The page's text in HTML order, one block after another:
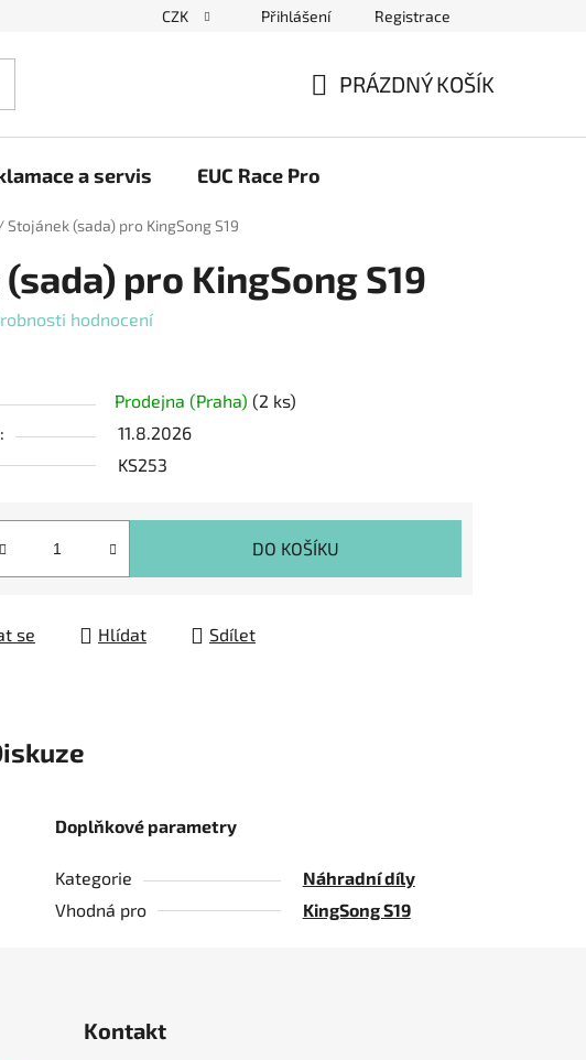
Blog elektrovozítka Obchodní podmínky
CZK Přihlášení Registrace
PRÁZDNÝ KOŠÍK
a servis EUC Race Pro
Stojánek (sada) pro KingSong S19
pro KingSong S19
hodnocení
Prodejna (Praha) (2 ks)
11.8.2026
KS253
DO KOŠÍKU
se Hlídat Sdílet
Doplňkové parametry
Kategorie
Náhradní díly
Vhodná pro
KingSong S19
Kontakt